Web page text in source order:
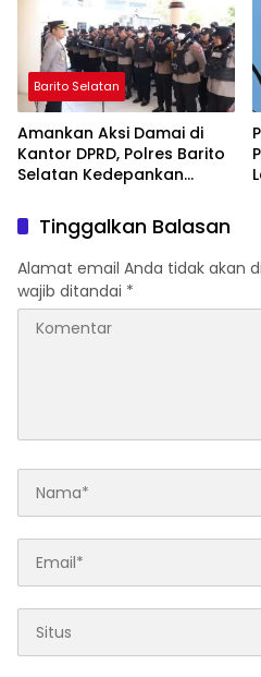
Barito Selatan
Amankan Aksi Damai di
Kantor DPRD, Polres Barito
Selatan Kedepankan
Tinggalkan Balasan
Alamat email Anda tidak akan
wajib ditandai *